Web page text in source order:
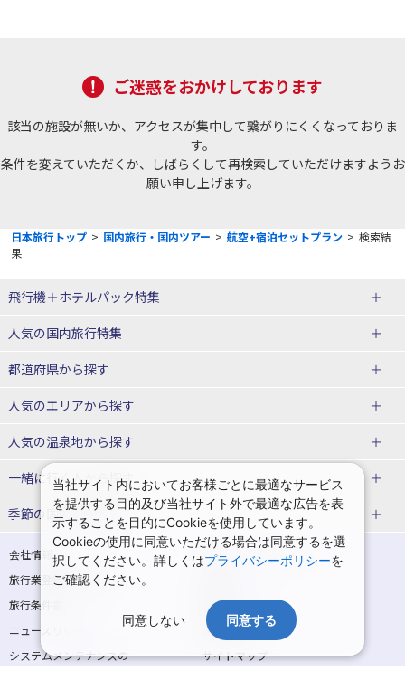
ご迷惑をおかけしております
該当の施設が無いか、アクセスが集中して繋がりにくくなっておりま
す。
条件を変えていただくか、しばらくして再検索していただけますようお
願い申し上げます。
日本旅行トップ > 国内旅行・国内ツアー > 航空+宿泊セットプラン > 検索結
果
当社サイト内においてお客様ごとに最適なサービス
を提供する目的及び当社サイト外で最適な広告を表
示することを目的にCookieを使用しています。
Cookieの使用に同意いただける場合は同意するを選
択してください。詳しくはプライバシーポリシーを
ご確認ください。
同意しない 同意する
飛行機＋ホテルパック特集
赤い風船ダイナミックパッケージ
ＪＡＬで行く飛行機+ホテルパック
人気の国内旅行特集
東京ディズニーリゾート®への旅
ユニバーサル・スタジオ・ジャパ
都道府県から探す
北海道旅行・ツアー
東北
青森旅行・ツアー
岩手旅行・ツアー
宮城旅行・ツアー
秋田旅行・ツアー
山形旅行・ツアー
福島旅行・ツアー
関東
東京旅行・ツアー
神奈川旅行・ツアー
人気のエリアから探す
函館旅行 札幌旅行
仙台旅行
那須旅行
日光旅行
小笠原旅行
大島旅行
人気の温泉地から探す
北海道
湯の川温泉(北海道)
定山渓温泉(北海道)
十勝川温泉(北海道)
阿寒湖温泉(北海道)
洞爺湖温泉(北海道)
層雲峡温泉(北海道)
知床温泉(北海道)
一緒に行く人から探す
一人旅 国内版
家族・子連れ旅行 国内版
カップル・夫婦旅行 国内版
女子旅 国内版
卒業旅行・学生旅行 国内版
季節の国内旅行特集
桜・お花見特集
ゴールデンウィーク（GW）の国内
旅行
夏休み・お盆の国内旅行
7月の国内旅行
8月の国内旅行
9月の国内旅行
10月の国内旅行
11月の国内旅行
会社情報
プライバシーポリシー
旅行業登録票・約款
旅行条件書
商標について
ニュースリリース
採用情報
システムメンテナンスの
サイトマップ